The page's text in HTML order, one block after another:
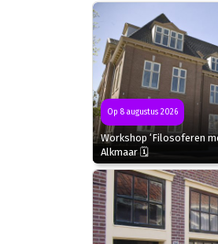
Op 8 augustus 2026
Workshop ‘Filosoferen
Alkmaar 🗓